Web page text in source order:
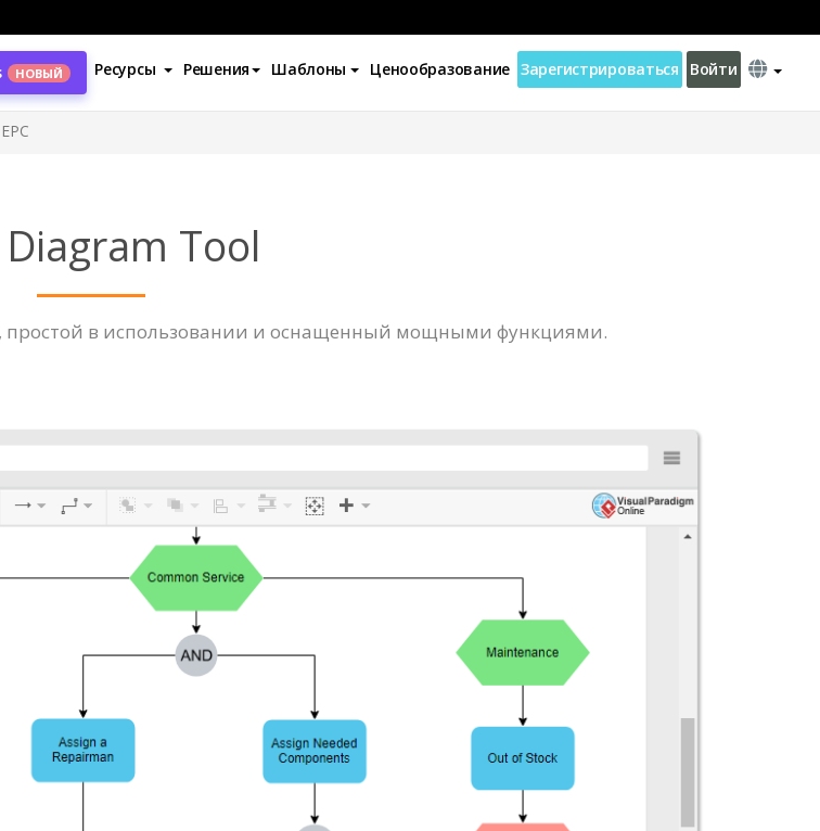
НОВЫЙ Ресурсы Решения Шаблоны Ценообразование Зарегистрироваться Войти
Diagram Tool
простой в использовании и оснащенный мощными функциями.